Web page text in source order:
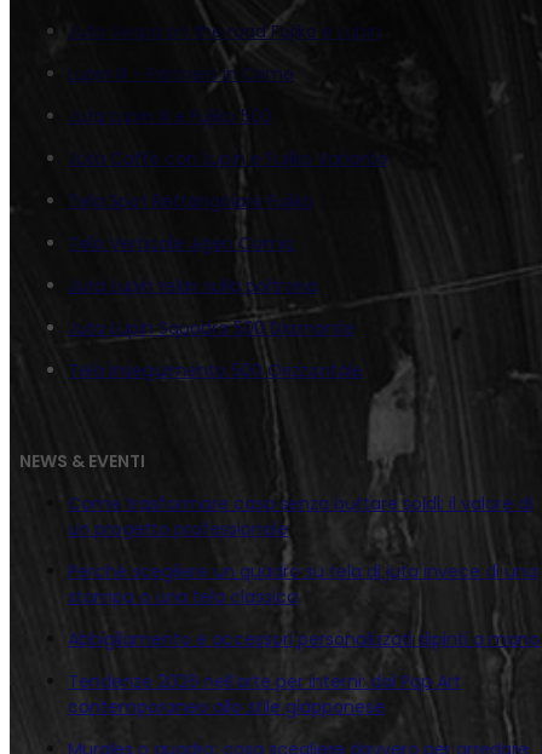
Juta Vespa on the road Fujiko e Lupin
Lupin III – Partners in Crime
Juta Lupin III e Fujiko 500
Juta Caffè con Lupin e Fujiko Variante
Tela Spot Rettangolare Fujiko
Tela Verticale Jigen Comic
Juta Lupin relax sulla poltrona
Juta Lupin Squadra 500 Diamante
Tela Inseguimento 500 Orizzontale
NEWS & EVENTI
Come trasformare casa senza buttare soldi: il valore di
un progetto professionale
Perché scegliere un quadro su tela di juta invece di una
stampa o una tela classica
Abbigliamento e accessori personalizzati dipinti a mano
Tendenze 2026 nell’arte per interni: dal Pop Art
contemporaneo allo stile giapponese
Murales o quadro: cosa scegliere davvero per arredare